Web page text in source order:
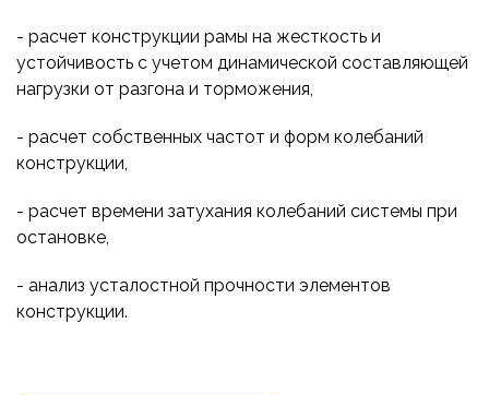
- расчет конструкции рамы на жесткость и
устойчивость с учетом динамической составляющей
нагрузки от разгона и торможения,
- расчет собственных частот и форм колебаний
конструкции,
- расчет времени затухания колебаний системы при
остановке,
- анализ усталостной прочности элементов
конструкции.